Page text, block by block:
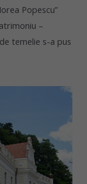
Popescu”
–
temelie s-a pus